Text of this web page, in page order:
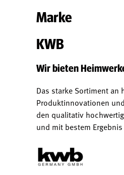
Marke
KWB
Wir bieten
Das starke Sortiment
Produktinnovationen
den qualitativ
und mit bestem